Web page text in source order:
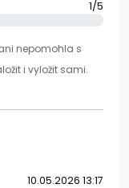
1/5
nepomohla s
i vyložit sami.
10.05.2026 13:17